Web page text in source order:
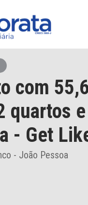
com
quartos
- Get
- João Pessoa